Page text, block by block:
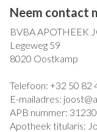
Neem contact
BVBA APOTHEEK
Legeweg 59
8020 Oostkamp
Telefoon: +32 50 82
E-mailadres: joost@
APB nummer:
Apotheek titularis: